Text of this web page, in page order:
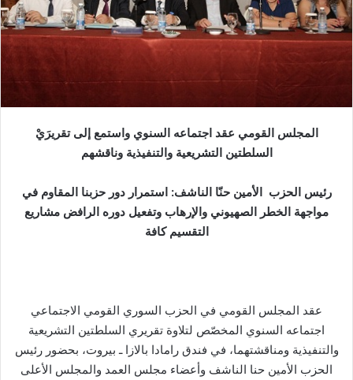
المجلس القومي عقد اجتماعه السنوي واستمع إلى تقريرَيْ
السلطتين التشريعية والتنفيذية وناقشهم
رئيس الحزب الأمين حنّا الناشف: استمرار دور حزبنا المقاوم في
مواجهة الخطر الصهيوني والإرهاب وتفعيل دوره الرافض مشاريع
التقسيم كافة
عقد المجلس القومي في الحزب السوري القومي الاجتماعي
اجتماعه السنوي المخصّص لتلاوة تقريري السلطتين التشريعية
والتنفيذية ومناقشتهما، في فندق رامادا بالازا ـ بيروت، بحضور رئيس
الحزب الأمين حنا الناشف وأعضاء مجلس العمد والمجلس الأعلى